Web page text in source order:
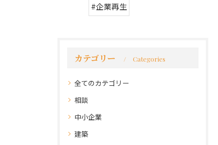
#企業再生
カテゴリー Categories
全てのカテゴリー
相談
中小企業
建築